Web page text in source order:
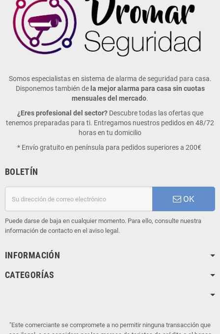
Somos especialistas en sistema de alarma de seguridad para casa.
Disponemos también de la mejor alarma para casa sin cuotas
mensuales del mercado.
¿Eres profesional del sector? Descubre todas las ofertas que
tenemos preparadas para ti. Entregamos nuestros pedidos en 48/72
horas en tu domicilio
* Envío gratuito en península para pedidos superiores a 200€
BOLETÍN
OK
Puede darse de baja en cualquier momento. Para ello, consulte nuestra
información de contacto en el aviso legal.
INFORMACIÓN
CATEGORÍAS
"Este comerciante se compromete a no permitir ninguna transacción que